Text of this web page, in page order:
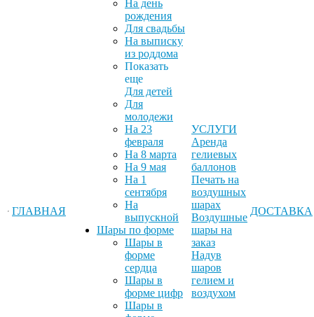
ГЛАВНАЯ
На день
рождения
Для свадьбы
На выписку
из роддома
Показать
еще
Для детей
Для
молодежи
На 23
февраля
На 8 марта
На 9 мая
На 1
сентября
На
выпускной
Шары по форме
Шары в
форме
сердца
Шары в
форме цифр
Шары в
УСЛУГИ
Аренда
гелиевых
баллонов
Печать на
воздушных
шарах
Воздушные
шары на
заказ
Надув
шаров
гелием и
воздухом
ДОСТАВКА